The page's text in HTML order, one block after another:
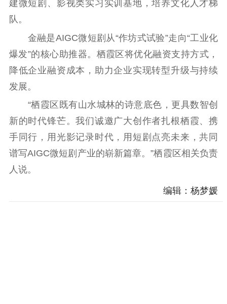
建微短剧、影视类实习实训基地，培养文化人才梯
队。
金融是AIGC微短剧从“作坊式试验”走向“工业化
爆发”的核心助推器。栖霞区将优化融资支持方式，
降低企业融资成本，助力企业实现转型升级与持续
发展。
“栖霞区既有山水城林的诗意底色，更具数智创
新的时代锋芒。我们诚邀广大创作者扎根栖霞、携
手同行，用光影记录时代，用短剧点亮未来，共同
谱写AIGC微短剧产业的崭新篇章。”栖霞区相关负责
人说。
编辑：杨梦媛